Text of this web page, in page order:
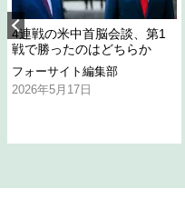
4連戦の米中首脳会談、第1
戦で勝ったのはどちらか
フォーサイト編集部
2026年5月17日